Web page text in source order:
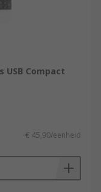
USB Compact
€ 45,90/eenheid